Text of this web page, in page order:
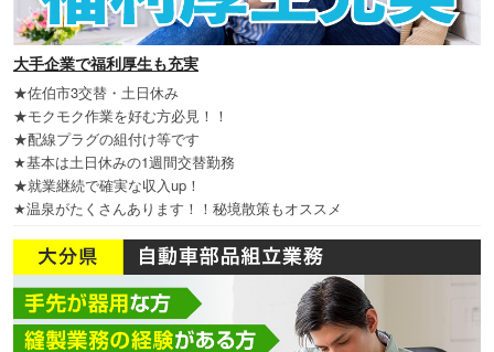
大手企業で福利厚生も充実
★佐伯市3交替・土日休み
★モクモク作業を好む方必見！！
★配線プラグの組付け等です
★基本は土日休みの1週間交替勤務
★就業継続で確実な収入up！
★温泉がたくさんあります！！秘境散策もオススメ